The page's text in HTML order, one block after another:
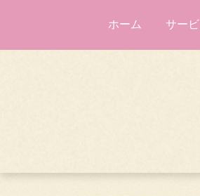
ホーム サービ